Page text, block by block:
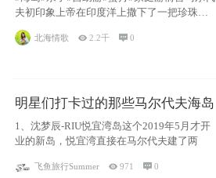
夫初印象上帝在印度洋上撒下了一把珍珠，
北海情歌 2.2千 0
明星们打卡过的那些马尔代夫海岛
1、沈梦辰-RIU悦宜湾岛这个2019年5月才开
业的新岛，悦宜湾直接在马尔代夫建了两
飞鱼旅行Summer 971 0